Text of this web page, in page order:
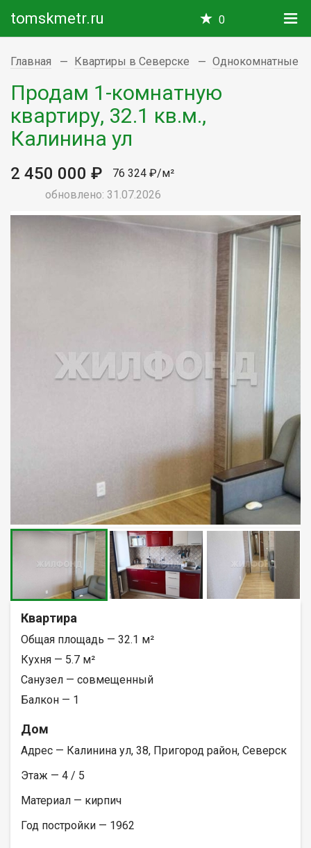
tomskmetr.ru 0
Главная Квартиры в Северске Однокомнатные
Продам 1-комнатную
квартиру, 32.1 кв.м.,
Калинина ул
2 450 000 ₽
76 324 ₽/м²
обновлено: 31.07.2026
Квартира
Общая площадь — 32.1 м²
Кухня — 5.7 м²
Санузел — совмещенный
Балкон — 1
Дом
Адрес — Калинина ул, 38, Пригород район, Северск
Этаж — 4 / 5
Материал — кирпич
Год постройки — 1962